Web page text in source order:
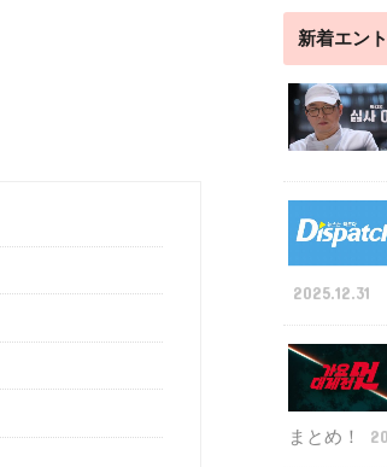
新着エン
2025.12.31
まとめ！